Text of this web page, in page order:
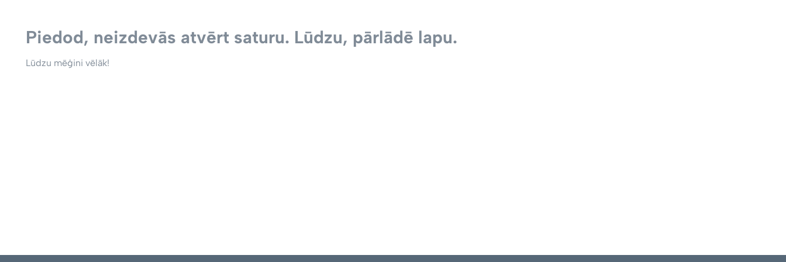
Piedod, neizdevās atvērt saturu. Lūdzu, pārlādē lapu.
Lūdzu mēģini vēlāk!